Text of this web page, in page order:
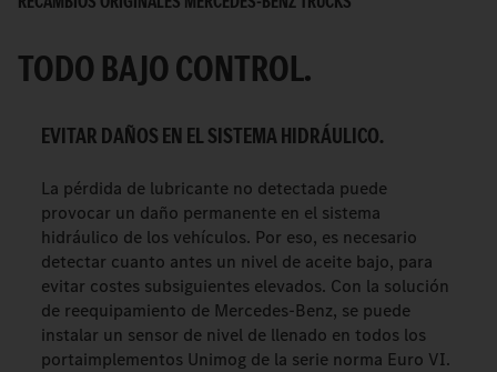
TODO BAJO CONTROL.
EVITAR DAÑOS EN EL SISTEMA HIDRÁULICO.
La pérdida de lubricante no detectada puede
provocar un daño permanente en el sistema
hidráulico de los vehículos. Por eso, es necesario
detectar cuanto antes un nivel de aceite bajo, para
evitar costes subsiguientes elevados. Con la solución
de reequipamiento de Mercedes-Benz, se puede
instalar un sensor de nivel de llenado en todos los
portaimplementos Unimog de la serie norma Euro VI.